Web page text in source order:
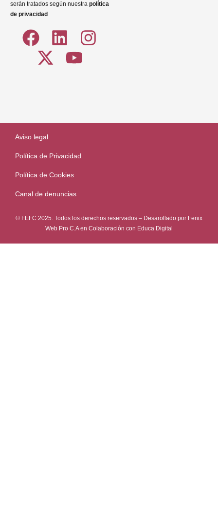
serán tratados según nuestra política
de privacidad
© FEFC 2025. Todos los derechos reservados – Desarollado por Fenix
Web Pro C.Aen Colaboración con Educa Digital
Aviso legal
Política de Privacidad
Política de Cookies
Canal de denuncias